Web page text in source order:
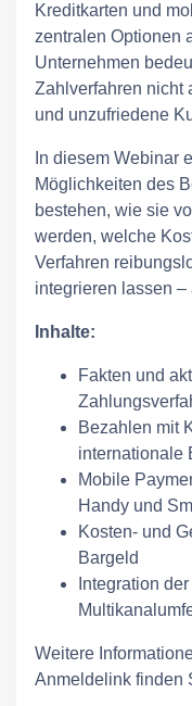
Kreditkarten und
zentralen Optionen
Unternehmen
Zahlverfahren nicht
und unzufriedene
In diesem Webinar
Möglichkeiten des
bestehen, wie sie
werden, welche
Verfahren
integrieren lassen
Inhalte:
Fakten und
Bezahlen mit
internationale
Mobile
Handy und
Kosten- und
Bargeld
Integration
Weitere
Anmeldelink finden